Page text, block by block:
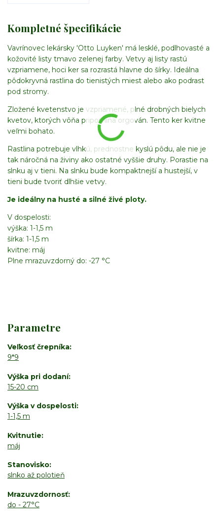
Kompletné špecifikácie
Vavrínovec lekársky 'Otto Luyken' má lesklé, podlhovasté a
kožovité listy tmavo zelenej farby. Vetvy aj listy rastú
vzpriamene, hoci ker sa rozrastá hlavne do šírky. Ideálna
pôdokryvná rastlina do tienistých miest alebo ako podrast
pod stromy.
Zložené kvetenstvo je vzpriamené, plné drobných bielych
kvetov, ktorých vôňa pripomína orgován. Tento ker kvitne
veľmi bohato.
Rastlina potrebuje vlhkú, prednostne kyslú pôdu, ale nie je
tak náročná na živiny ako ostatné vyššie druhy. Porastie na
slnku aj v tieni. Na slnku bude kompaktnejší a hustejší, v
tieni bude tvoriť dlhšie vetvy.
Je ideálny na husté a silné živé ploty.
V dospelosti:
výška: 1-1,5 m
šírka: 1-1,5 m
kvitne: máj
Plne mrazuvzdorný do: -27 °C
Parametre
Veľkosť črepníka
9*9
Výška pri dodaní
15-20 cm
Výška v dospelosti
1-1,5 m
Kvitnutie
máj
Stanovisko
slnko až polotieň
Mrazuvzdornosť
do - 27°C